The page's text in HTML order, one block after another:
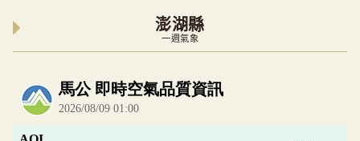
澎湖縣
一週氣象
內嵌空氣品質小工具為視覺預覽，完整即時空